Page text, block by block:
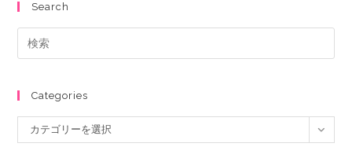
Search
Categories
カテゴリーを選択